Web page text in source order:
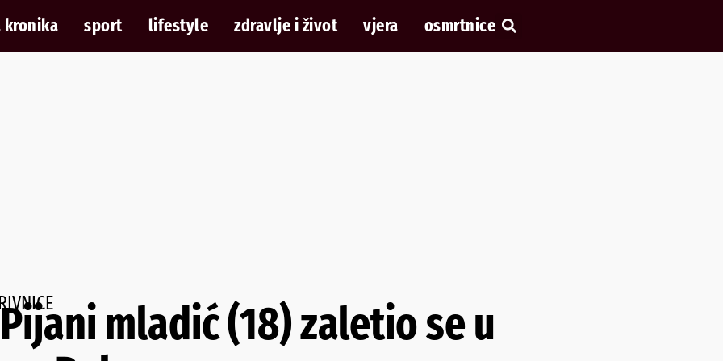
kronika sport lifestyle zdravlje i život vjera osmrtnice
Pijani mladić (18) zaletio se u